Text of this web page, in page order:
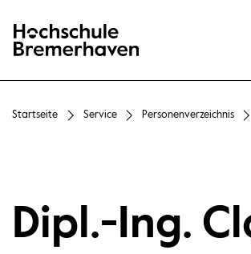
Hochschule Bremerhaven
Startseite Service Personenverzeichnis
Dipl.-Ing.